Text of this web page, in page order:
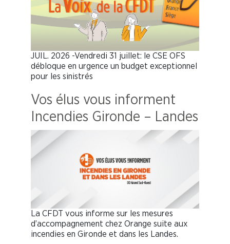
JUIL. 2026 -Vendredi 31 juillet: le CSE OFS
débloque en urgence un budget exceptionnel
pour les sinistrés
Vos élus vous informent
Incendies Gironde – Landes
La CFDT vous informe sur les mesures
d’accompagnement chez Orange suite aux
incendies en Gironde et dans les Landes.